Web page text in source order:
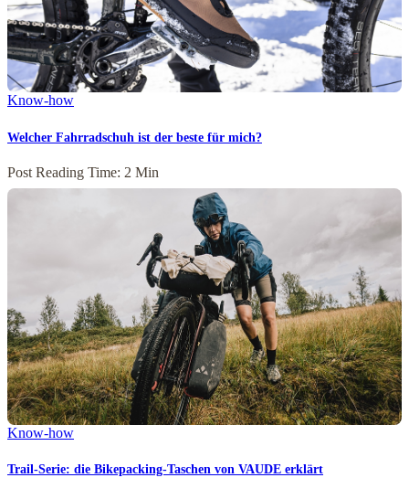
Know-how
Welcher Fahrradschuh ist der beste für mich?
Post Reading Time: 2 Min
Know-how
Trail-Serie: die Bikepacking-Taschen von VAUDE erklärt